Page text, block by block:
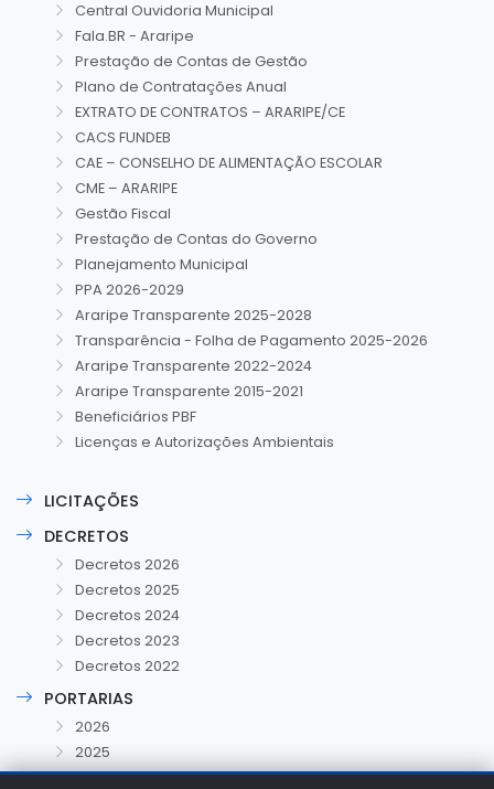
Central Ouvidoria Municipal
Fala.BR - Araripe
Prestação de Contas de Gestão
Plano de Contratações Anual
EXTRATO DE CONTRATOS – ARARIPE/CE
CACS FUNDEB
CAE – CONSELHO DE ALIMENTAÇÃO ESCOLAR
CME – ARARIPE
Gestão Fiscal
Prestação de Contas do Governo
Planejamento Municipal
PPA 2026-2029
Araripe Transparente 2025-2028
Transparência - Folha de Pagamento 2025-2026
Araripe Transparente 2022-2024
Araripe Transparente 2015-2021
Beneficiários PBF
Licenças e Autorizações Ambientais
LICITAÇÕES
DECRETOS
Decretos 2026
Decretos 2025
Decretos 2024
Decretos 2023
Decretos 2022
PORTARIAS
2026
2025